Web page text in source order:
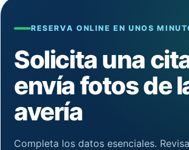
RESERVA ONLINE EN UNOS
Solicita una
envía fotos de
avería
Completa los datos esenciales.